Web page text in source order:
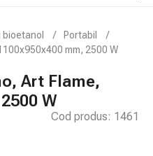
bioetanol
Portabil
mm, 2500 W
Art Flame,
W
Cod produs: 1461